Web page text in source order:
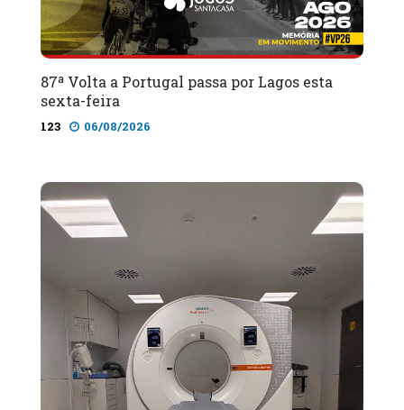
87ª Volta a Portugal passa por Lagos esta
sexta-feira
123 06/08/2026